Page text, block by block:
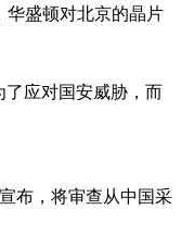
华盛顿对北京的晶片
应对国安威胁，而
布，将审查从中国采